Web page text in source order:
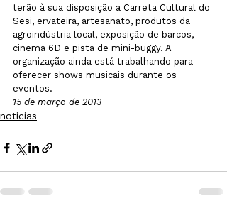
terão à sua disposição a Carreta Cultural do
Sesi, ervateira, artesanato, produtos da
agroindústria local, exposição de barcos,
cinema 6D e pista de mini-buggy. A
organização ainda está trabalhando para
oferecer shows musicais durante os
eventos.
15 de março de 2013
noticias